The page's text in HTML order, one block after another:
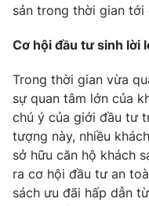
Cơ quan chủ quản:Đài
Cơ quan báo chí:Thời
Giấy phép hoạt động báo
cấp ngày 29/12/2023
Tổng Biên tập:Vũ Thanh
Phó Tổng Biên tập:
Nguyễn Trọng Ninh
sản trong thời gian tới
Cơ hội đầu tư sinh lời
Trong thời gian vừa
sự quan tâm lớn của
chú ý của giới đầu tư
tượng này, nhiều
sở hữu căn hộ khách
ra cơ hội đầu tư an
sách ưu đãi hấp dẫn